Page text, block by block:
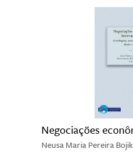
Negociações
Neusa Maria Pereira